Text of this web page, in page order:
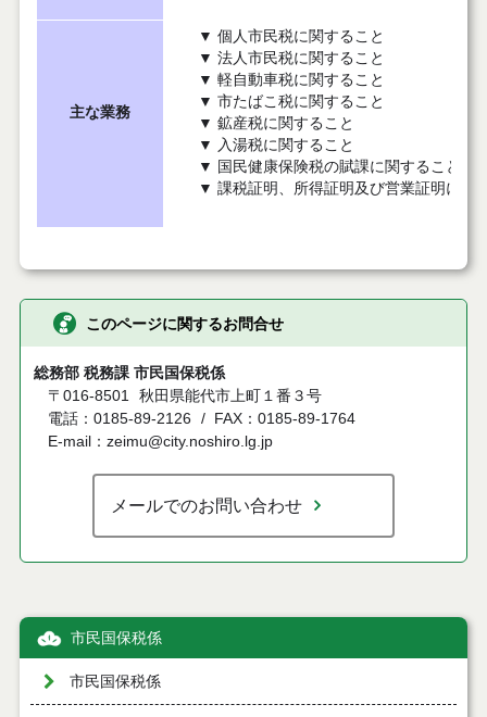
主な業務
▼ 個人市民税に関すること
▼ 法人市民税に関すること
▼ 軽自動車税に関すること
▼ 市たばこ税に関すること
▼ 鉱産税に関すること
▼ 入湯税に関すること
▼ 国民健康保険税の賦課に関すること
▼ 課税証明、所得証明及び営業証明に関
このページに関するお問合せ
総務部 税務課 市民国保税係
〒016-8501 秋田県能代市上町１番３号
電話：0185-89-2126
FAX：0185-89-1764
E-mail：zeimu@city.noshiro.lg.jp
メールでのお問い合わせ
市民国保税係
市民国保税係